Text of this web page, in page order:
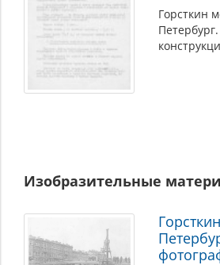
Горсткин
Изобразительные